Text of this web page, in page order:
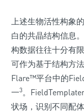
上述生物活性构象
白的共晶结构信息
构数据往往十分有
可作为基于结构方
Flare™平台中的
一3。
状场，识别不同配